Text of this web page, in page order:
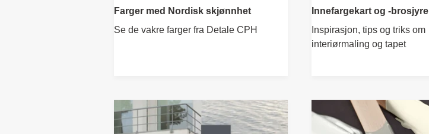
Farger med Nordisk skjønnhet
Se de vakre farger fra Detale CPH
Innefargekart og -brosjyre
Inspirasjon, tips og triks om
interiørmaling og tapet